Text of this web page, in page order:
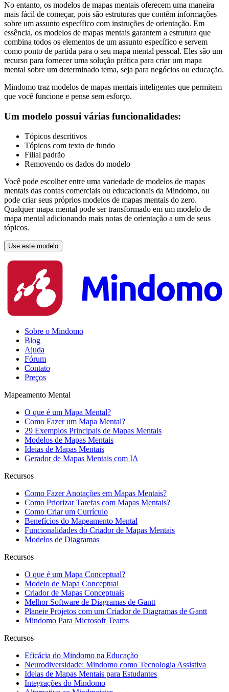
No entanto, os modelos de mapas mentais oferecem uma maneira
mais fácil de começar, pois são estruturas que contêm informações
sobre um assunto específico com instruções de orientação. Em
essência, os modelos de mapas mentais garantem a estrutura que
combina todos os elementos de um assunto específico e servem
como ponto de partida para o seu mapa mental pessoal. Eles são um
recurso para fornecer uma solução prática para criar um mapa
mental sobre um determinado tema, seja para negócios ou educação.
Mindomo traz modelos de mapas mentais inteligentes que permitem
que você funcione e pense sem esforço.
Um modelo possui várias funcionalidades:
Tópicos descritivos
Tópicos com texto de fundo
Filial padrão
Removendo os dados do modelo
Você pode escolher entre uma variedade de modelos de mapas
mentais das contas comerciais ou educacionais da Mindomo, ou
pode criar seus próprios modelos de mapas mentais do zero.
Qualquer mapa mental pode ser transformado em um modelo de
mapa mental adicionando mais notas de orientação a um de seus
tópicos.
Use este modelo
Sobre o Mindomo
Blog
Ajuda
Fórum
Contato
Preços
Mapeamento Mental
O que é um Mapa Mental?
Como Fazer um Mapa Mental?
29 Exemplos Principais de Mapas Mentais
Modelos de Mapas Mentais
Ideias de Mapas Mentais
Gerador de Mapas Mentais com IA
Recursos
Como Fazer Anotações em Mapas Mentais?
Como Priorizar Tarefas com Mapas Mentais?
Como Criar um Currículo
Benefícios do Mapeamento Mental
Funcionalidades do Criador de Mapas Mentais
Modelos de Diagramas
Recursos
O que é um Mapa Conceptual?
Modelo de Mapa Conceptual
Criador de Mapas Conceptuais
Melhor Software de Diagramas de Gantt
Planeie Projetos com um Criador de Diagramas de Gantt
Mindomo Para Microsoft Teams
Recursos
Eficácia do Mindomo na Educação
Neurodiversidade: Mindomo como Tecnologia Assistiva
Ideias de Mapas Mentais para Estudantes
Integrações do Mindomo